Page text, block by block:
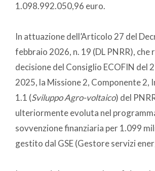
1.098.992.050,96 euro.
In attuazione dell’Articolo 27 del
febbraio 2026, n. 19 (DL PNRR), che
decisione del Consiglio ECOFIN del
2025, la Missione 2, Componente 2,
1.1 (Sviluppo Agro-voltaico) del
ulteriormente evoluta nel
sovvenzione finanziaria per 1.099
gestito dal GSE (Gestore servizi